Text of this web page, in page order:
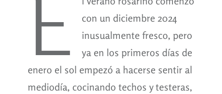
E
con un diciembre 2024
inusualmente fresco, pero
ya en los primeros días de
enero el sol empezó a hacerse sentir al
mediodía, cocinando techos y testeras,